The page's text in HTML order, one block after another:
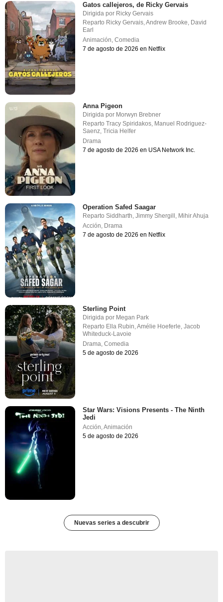
Gatos callejeros, de Ricky Gervais
Dirigida por Ricky Gervais
Reparto Ricky Gervais ,Andrew Brooke David
Earl
Animación ,Comedia
7 de agosto de 2026 en Netflix
Anna Pigeon
Dirigida por Morwyn Brebner
RepartoTracy Spiridakos, Manuel Rodriguez-
Saenz,Tricia Helfer
Drama
7 de agosto de 2026 en USA Network Inc.
Operation Safed Saagar
RepartoSiddharth,Jimmy Shergill , Mihir Ahuja
Acción, Drama
7 de agosto de 2026 en Netflix
Sterling Point
Dirigida por Megan Park
Reparto Ella Rubin ,Amélie Hoeferle ,Jacob
Whiteduck-Lavoie
Drama ,Comedia
5 de agosto de 2026
Star Wars: Visions Presents - The Ninth
Jedi
Acción,Animación
5 de agosto de 2026
Nuevas series a descubrir